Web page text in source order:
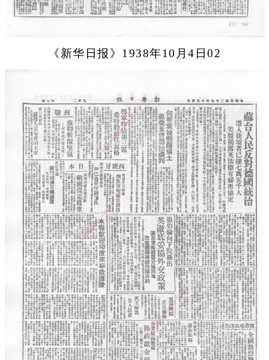
《新华日报》1938年10月4日02